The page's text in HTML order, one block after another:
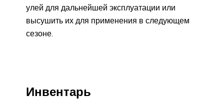
улей для дальнейшей эксплуатации или
высушить их для применения в следующем
сезоне.
Инвентарь